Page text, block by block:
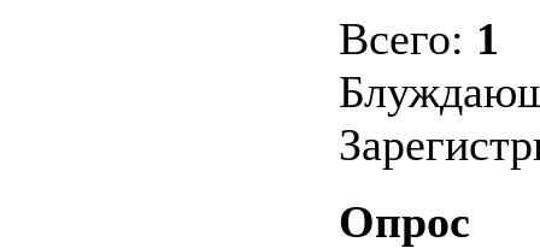
Всего: 1
Опрос